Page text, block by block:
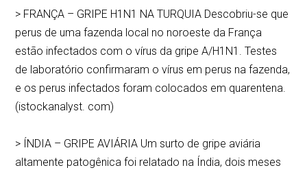
> FRANÇA – GRIPE H1N1 NA TURQUIA Descobriu-se que
perus de uma fazenda local no noroeste da França
estão infectados com o vírus da gripe A/H1N1. Testes
de laboratório confirmaram o vírus em perus na fazenda,
e os perus infectados foram colocados em quarentena.
(istockanalyst. com)
> ÍNDIA – GRIPE AVIÁRIA Um surto de gripe aviária
altamente patogênica foi relatado na Índia, dois meses